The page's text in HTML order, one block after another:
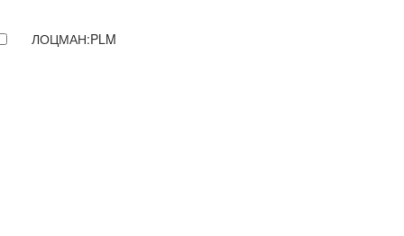
ЛОЦМАН:PLM